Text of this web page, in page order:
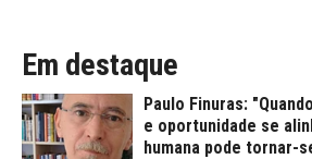
Em destaque
Paulo Finuras:
e oportunidade se
humana pode tornar-